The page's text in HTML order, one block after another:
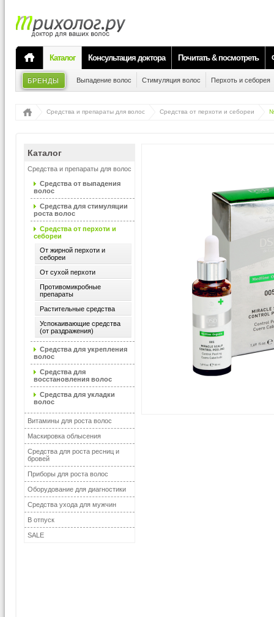
Каталог Консультация доктора Почитать & посмотреть
БРЕНДЫ Выпадение волос Стимуляция волос Перхоть и себорея
Средства и препараты для волос Средства от перхоти и себореи
Каталог
Средства и препараты для волос
Средства от выпадения
волос
Средства для стимуляции
роста волос
Средства от перхоти и
себореи
От жирной перхоти и
себореи
От сухой перхоти
Противомикробные
препараты
Растительные средства
Успокаивающие средства
(от раздражения)
Средства для укрепления
волос
Средства для
восстановления волос
Средства для укладки
волос
Витамины для роста волос
Маскировка облысения
Средства для роста ресниц и
бровей
Приборы для роста волос
Оборудование для диагностики
Средства ухода для мужчин
В отпуск
SALE